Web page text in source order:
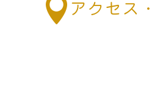
アクセス